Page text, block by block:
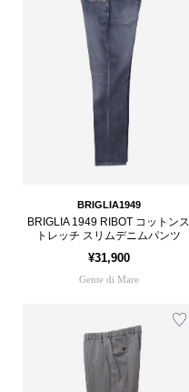
BRIGLIA1949
BRIGLIA 1949 RIBOT コットンス
トレッチ スリムデニムパンツ
¥31,900
Gente di Mare